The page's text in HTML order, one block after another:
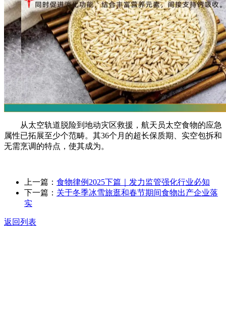
从太空轨道脱险到地动灾区救援，航天员太空食物的应急
属性已拓展至少个范畴。其36个月的超长保质期、实空包拆和
无需烹调的特点，使其成为。
上一篇： 食物律例2025下篇｜发力监管强化行业必知
下一篇： 关于冬季冰雪旅逛和春节期间食物出产企业落
实
返回列表